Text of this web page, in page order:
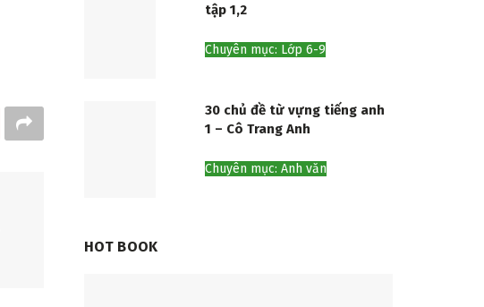
tập 1,2
Chuyên mục: Lớp 6-9
30 chủ đề từ vựng tiếng anh
1 – Cô Trang Anh
Chuyên mục: Anh văn
HOT BOOK